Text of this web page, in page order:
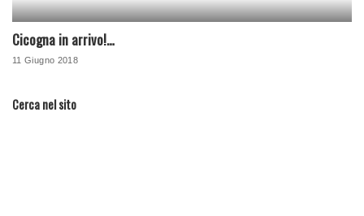
Cicogna in arrivo!…
11 Giugno 2018
Cerca nel sito